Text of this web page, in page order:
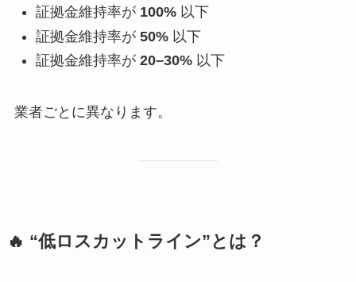
証拠金維持率が 100%以下
証拠金維持率が 50%以下
証拠金維持率が 20–30%以下
業者ごとに異なります。
🔥 “低ロスカットライン”とは？